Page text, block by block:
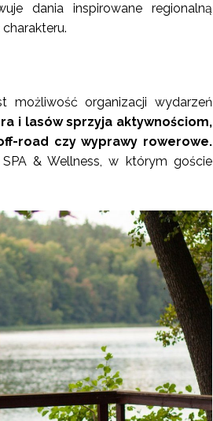
dania inspirowane regionalną
możliwość organizacji wydarzeń
i lasów sprzyja aktywnościom,
road czy wyprawy rowerowe.
& Wellness, w którym goście